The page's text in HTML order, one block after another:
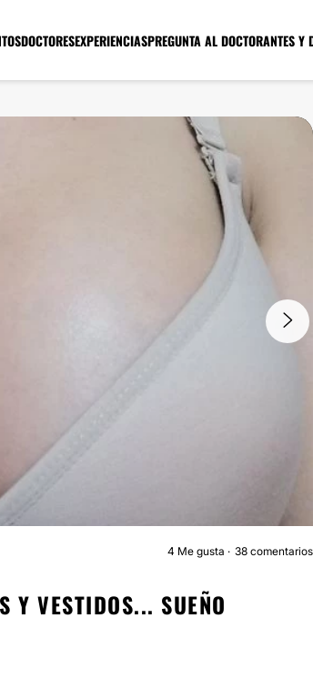
DOCTORESEXPERIENCIASPREGUNTA AL DOCTORANTES Y
AUMENTO MAMARIO
4 Me gusta 38 comentarios
Y VESTIDOS... SUEÑO